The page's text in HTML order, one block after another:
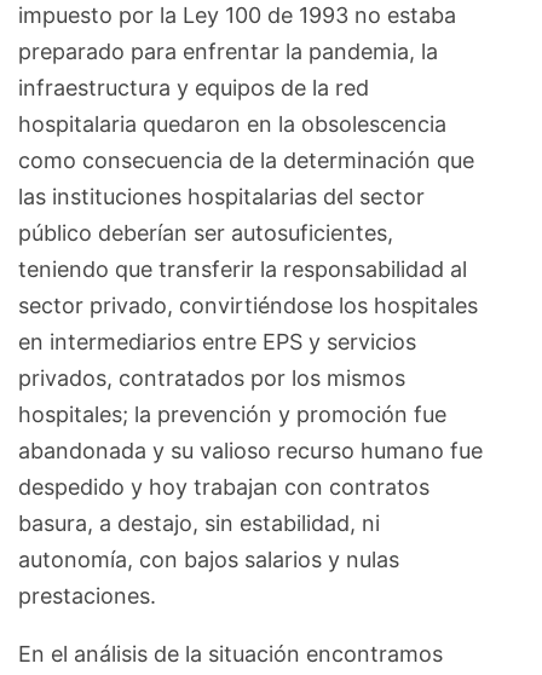
impuesto por la Ley 100 de 1993 no estaba
preparado para enfrentar la pandemia, la
infraestructura y equipos de la red
hospitalaria quedaron en la obsolescencia
como consecuencia de la determinación que
las instituciones hospitalarias del sector
público deberían ser autosuficientes,
teniendo que transferir la responsabilidad al
sector privado, convirtiéndose los hospitales
en intermediarios entre EPS y servicios
privados, contratados por los mismos
hospitales; la prevención y promoción fue
abandonada y su valioso recurso humano fue
despedido y hoy trabajan con contratos
basura, a destajo, sin estabilidad, ni
autonomía, con bajos salarios y nulas
prestaciones.
En el análisis de la situación encontramos